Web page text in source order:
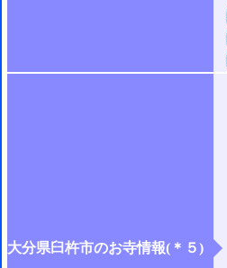
大分県臼杵市のお寺情報(＊５)